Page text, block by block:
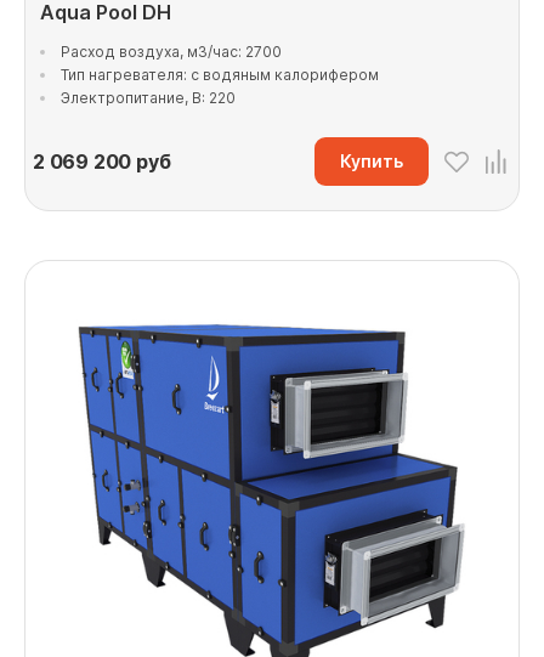
Aqua Pool DH
Расход воздуха, м3/час: 2700
Тип нагревателя: с водяным калорифером
Электропитание, В: 220
2 069 200 руб Купить